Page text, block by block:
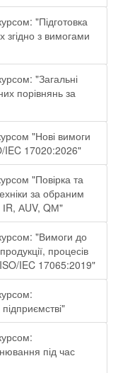
"Підготовка
згідно з вимогами
"Загальні
порівнянь за
"Нові вимоги
IEC 17020:2026"
"Повірка та
за обраним
АUV, QМ"
"Вимоги до
процесів
IEC 17065:2019"
під час